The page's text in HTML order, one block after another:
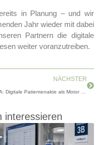
in Planung – und wir
Jahr wieder mit dabei
Partnern die digitale
weiter voranzutreiben.
NÄCHSTER
interessieren